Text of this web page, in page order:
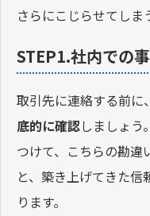
さらにこじらせてしま
STEP1.社内での
取引先に連絡する前に
底的に確認しましょ
つけて、こちらの勘違
と、築き上げてきた
ります。